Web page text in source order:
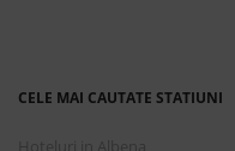
CELE MAI CAUTATE STATIUNI